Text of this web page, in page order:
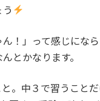
！」って感じにな
とかなります。
。中３で習うこと